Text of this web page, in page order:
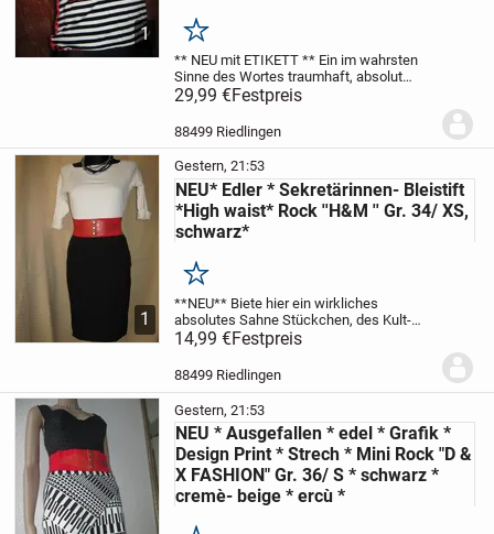
1 Merken
** NEU mit ETIKETT ** Ein im wahrsten
Sinne des Wortes traumhaft, absolut
sexy, und dazu noch wunderschön, edel
schwarz * weiß
Rockabilly- Style Glitzer-...
29,99 €Festpreis
88499 Riedlingen
1
Gestern, 21:53
NEU* Edler * Sekretärinnen- Bleistift
*High waist* Rock ''H&M '' Gr. 34/ XS,
schwarz*
Merken
**NEU** Biete hier ein wirkliches
absolutes Sahne Stückchen, des Kult-
Labels ** H&M **Wunderschöner, edler,
absoult sexy
* schwarzer *
absolut klassicher
SEKRETÄRINNEN-...
14,99 €Festpreis
88499 Riedlingen
Gestern, 21:53
NEU * Ausgefallen * edel * Grafik *
Design Print * Strech * Mini Rock "D &
X FASHION" Gr. 36/ S * schwarz *
cremè- beige * ercù *